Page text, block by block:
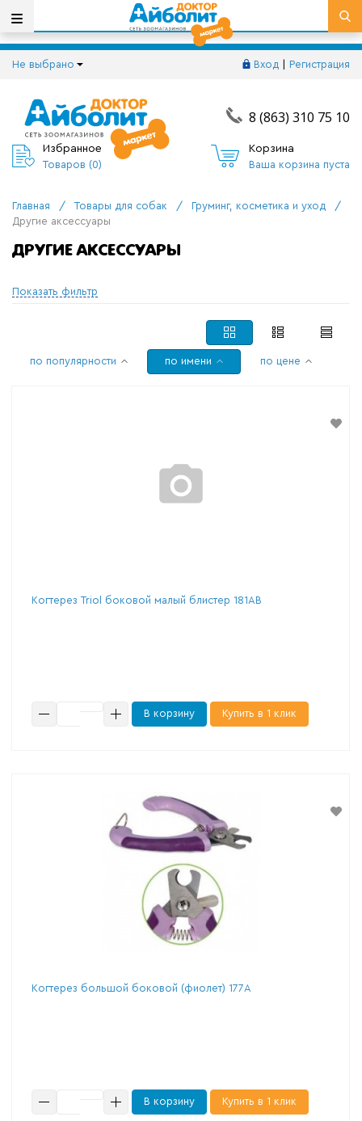
Не выбрано Вход Регистрация
8 (863) 310 75 10
Избранное
Товаров (0)
Корзина
Ваша корзина пуста
Главная / Товары для собак / Груминг, косметика и уход
/
Другие аксессуары
ДРУГИЕ АКСЕССУАРЫ
Показать фильтр
по популярности по имени по цене
Когтерез Triol боковой малый блистер 181АB
В корзину Купить в 1 клик
Когтерез большой боковой (фиолет) 177А
В корзину Купить в 1 клик